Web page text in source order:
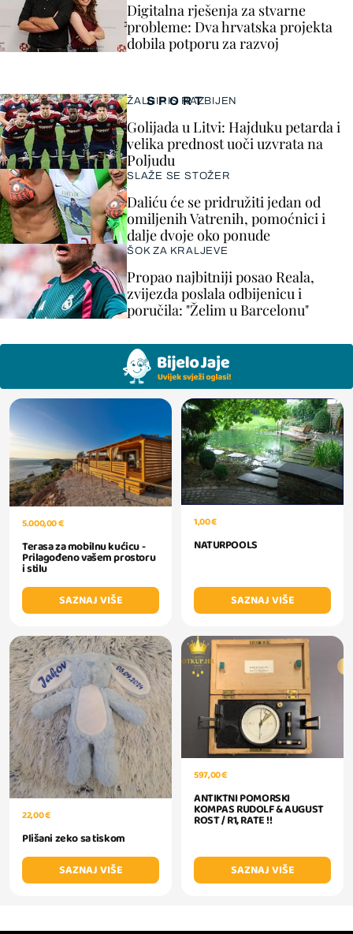
SPORT
ŽALGIRIS RAZBIJEN
Golijada u Litvi: Hajduku petarda i
velika prednost uoči uzvrata na
Poljudu
SLAŽE SE STOŽER
Daliću će se pridružiti jedan od
omiljenih Vatrenih, pomoćnici i
dalje dvoje oko ponude
ŠOK ZA KRALJEVE
Propao najbitniji posao Reala,
zvijezda poslala odbijenicu i
poručila: "Želim u Barcelonu"
Digitalna rješenja za stvarne
probleme: Dva hrvatska projekta
dobila potporu za razvoj
5.000,00 €
Terasa za mobilnu kućicu -
Prilagođeno vašem prostoru
i stilu
SAZNAJ VIŠE
1,00 €
NATURPOOLS
SAZNAJ VIŠE
22,00 €
Plišani zeko sa tiskom
SAZNAJ VIŠE
597,00 €
ANTIKTNI POMORSKI
KOMPAS RUDOLF & AUGUST
ROST / R1, RATE !!
SAZNAJ VIŠE